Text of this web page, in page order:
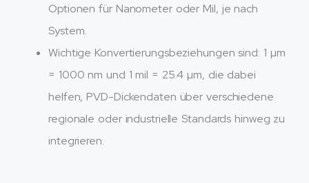
Optionen für Nanometer oder Mil, je nach
System.
Wichtige Konvertierungsbeziehungen sind: 1 µm
= 1000 nm und 1 mil = 25.4 µm, die dabei
helfen, PVD-Dickendaten über verschiedene
regionale oder industrielle Standards hinweg zu
integrieren.